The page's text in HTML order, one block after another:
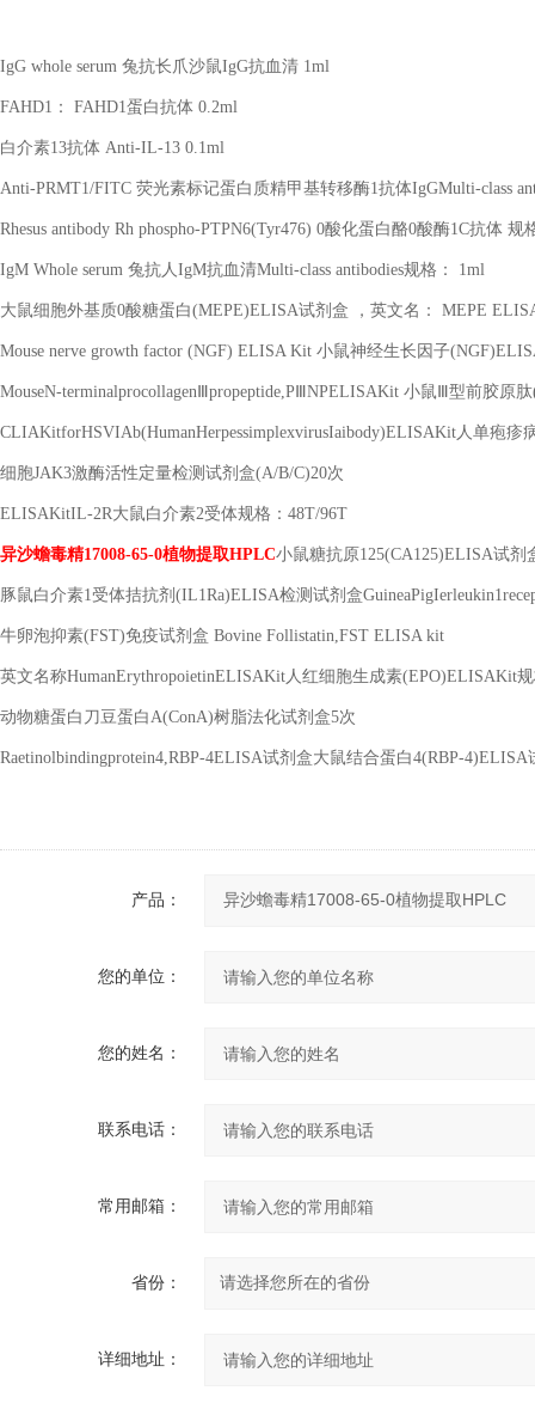
IgG whole serum 兔抗长爪沙鼠IgG抗血清 1ml
FAHD1 ： FAHD1蛋白抗体 0.2ml
白介素13抗体 Anti-IL-13 0.1ml
Anti-PRMT1/FITC 荧光素标记蛋白质精甲基转移酶1抗体IgGMulti-class
Rhesus antibody Rh phospho-PTPN6(Tyr476) 0酸化蛋白酪0酸酶1C抗体 规
IgM Whole serum 兔抗人IgM抗血清Multi-class antibodies规格： 1ml
大鼠细胞外基质0酸糖蛋白(MEPE)ELISA试剂盒 ，英文名： MEPE
Mouse nerve growth factor (NGF) ELISA Kit 小鼠神经生长因子
MouseN-terminalprocollagen propeptide,P NPELISAKit 小鼠Ⅲ型前胶原肽
CLIAKitforHSVIAb(HumanHerpessimplexvirusIaibody)ELISAKit人单疱疹
细胞JAK3激酶活性定量检测试剂盒(A/B/C)20次
ELISAKitIL-2R大鼠白介素2受体规格： 48T/96T
异沙蟾毒精17008-65-0植物提取HPLC小鼠糖抗原125(CA125)ELISA试剂
豚鼠白介素1受体拮抗剂 (IL1Ra)ELISA检测试剂盒
牛卵泡抑素(FST)免疫试剂盒 Bovine Follistatin,FST ELISA kit
英文名称HumanErythropoietinELISAKit人红细胞生成素(EPO)ELISAKit
动物糖蛋白刀豆蛋白A(ConA)树脂法化试剂盒5次
Raetinolbindingprotein4,RBP-4ELISA试剂盒大鼠结合蛋白4(RBP-4)ELISA
产品：
您的单位：
您的姓名：
联系电话：
常用邮箱：
省份：
详细地址：